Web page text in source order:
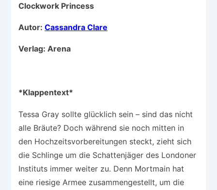
Clockwork Princess
Autor: Cassandra Clare
Verlag: Arena
*Klappentext*
Tessa Gray sollte glücklich sein – sind das nicht
alle Bräute? Doch während sie noch mitten in
den Hochzeitsvorbereitungen steckt, zieht sich
die Schlinge um die Schattenjäger des Londoner
Instituts immer weiter zu. Denn Mortmain hat
eine riesige Armee zusammengestellt, um die